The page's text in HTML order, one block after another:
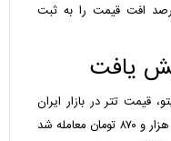
و در ۲۴ ساعت گذشته ۲.۳۶ درصد افت قیمت را به ثبت
یافت
قیمت تتر در بازار ایران
امروز صعودی بود. هر واحد تتر با نرخ ۱۵۶ هزار و ۸۷۰ تومان معامله شد